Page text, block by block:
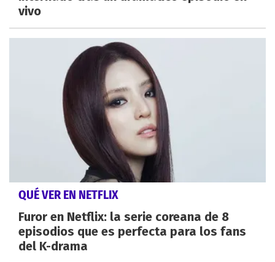
vivo
QUÉ VER EN NETFLIX
Furor en Netflix: la serie coreana de 8
episodios que es perfecta para los fans
del K-drama